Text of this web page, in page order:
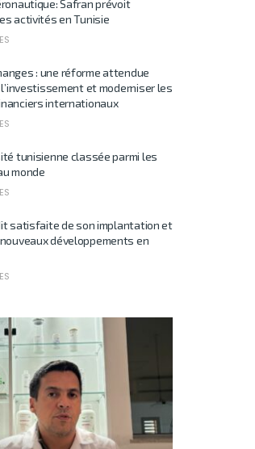
Safran prévoit
activités en Tunisie
: une réforme attendue
et moderniser les
internationaux
tunisienne classée parmi les
monde
satisfaite de son implantation et
développements en